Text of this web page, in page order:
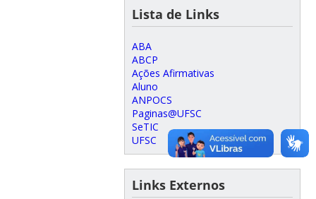
Lista de Links
ABA
ABCP
Ações Afirmativas
Aluno
ANPOCS
Paginas@UFSC
SeTIC
UFSC
Links Externos